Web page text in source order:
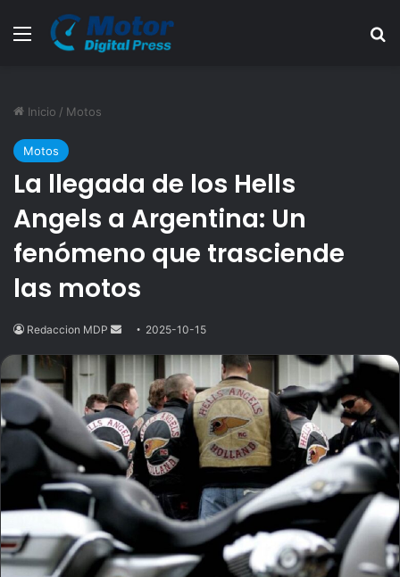
Menú
Inicio / Motos
Motos
La llegada de los Hells
Angels a Argentina: Un
fenómeno que trasciende
las motos
Redaccion MDP
Send
email
2025-10-15